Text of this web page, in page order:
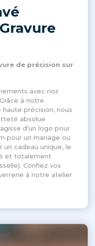
de précision sur
avec nos
à notre
précision, nous
absolue
d'un logo pour
pour un mariage ou
un cadeau unique, le
et totalement
Confiez vos
à notre atelier